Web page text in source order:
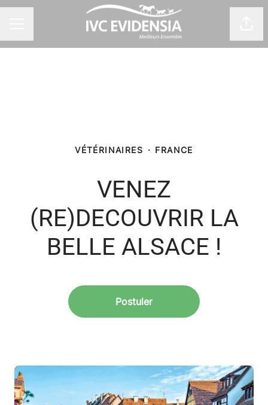
VÉTÉRINAIRES · FRANCE
VENEZ
(RE)DECOUVRIR LA
BELLE ALSACE !
Postuler